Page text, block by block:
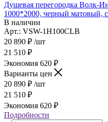
Душевая перегородка Волк-
1000*2000, черный матовый,
В наличии
Арт.: VSW-1H100CLB
20 890 ₽ /шт
21 510 ₽
Экономия 620 ₽
Варианты цен
20 890 ₽ /шт
21 510 ₽
Экономия 620 ₽
Подробности